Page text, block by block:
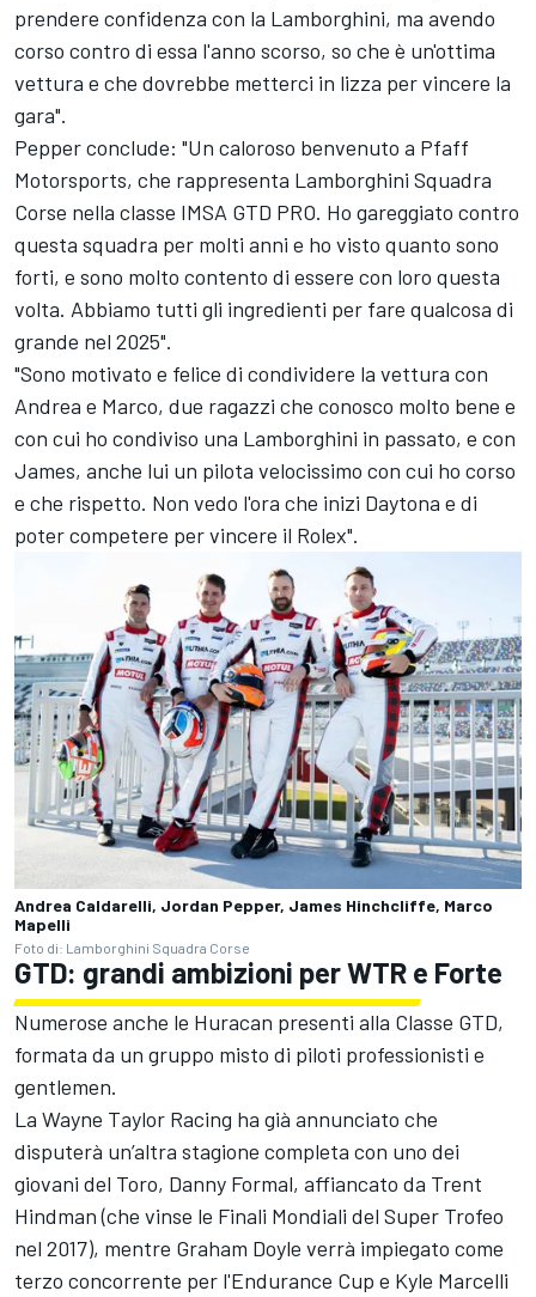
prendere confidenza con la Lamborghini, ma avendo
corso contro di essa l'anno scorso, so che è un'ottima
vettura e che dovrebbe metterci in lizza per vincere la
gara".
Pepper conclude: "Un caloroso benvenuto a Pfaff
Motorsports, che rappresenta Lamborghini Squadra
Corse nella classe IMSA GTD PRO. Ho gareggiato contro
questa squadra per molti anni e ho visto quanto sono
forti, e sono molto contento di essere con loro questa
volta. Abbiamo tutti gli ingredienti per fare qualcosa di
grande nel 2025".
"Sono motivato e felice di condividere la vettura con
Andrea e Marco, due ragazzi che conosco molto bene e
con cui ho condiviso una Lamborghini in passato, e con
James, anche lui un pilota velocissimo con cui ho corso
e che rispetto. Non vedo l'ora che inizi Daytona e di
poter competere per vincere il Rolex".
Andrea Caldarelli, Jordan Pepper, James Hinchcliffe, Marco
Mapelli
Foto di: Lamborghini Squadra Corse
GTD: grandi ambizioni per WTR e Forte
Numerose anche le Huracan presenti alla Classe GTD,
formata da un gruppo misto di piloti professionisti e
gentlemen.
La Wayne Taylor Racing ha già annunciato che
disputerà un’altra stagione completa con uno dei
giovani del Toro, Danny Formal, affiancato da Trent
Hindman (che vinse le Finali Mondiali del Super Trofeo
nel 2017), mentre Graham Doyle verrà impiegato come
terzo concorrente per l'Endurance Cup e Kyle Marcelli